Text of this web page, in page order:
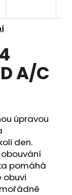
A/C
úpravou
den.
pomáhá
obuvi